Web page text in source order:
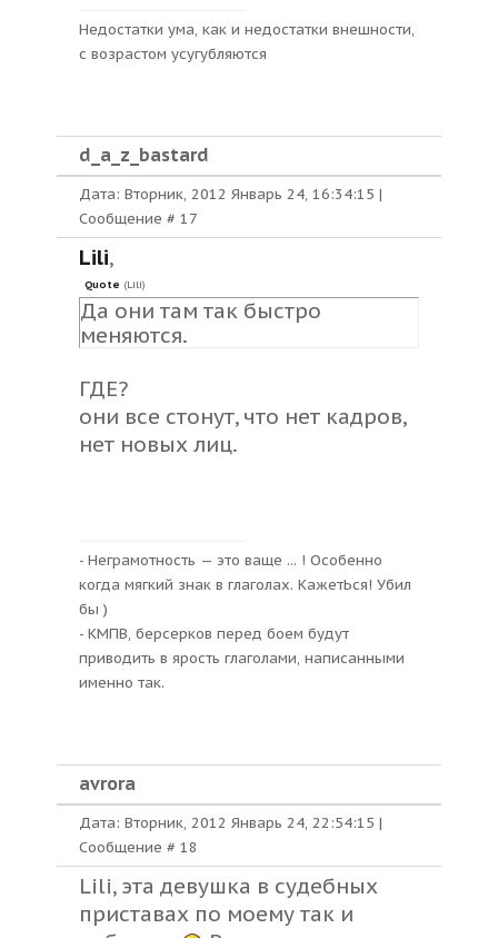
Недостатки ума, как и недостатки внешности,
с возрастом усугубляются
d_a_z_bastard
Дата: Вторник, 2012 Январь 24, 16:34:15 |
Сообщение # 17
Lili,
Quote (Lili)
Да они там так быстро
меняются.
ГДЕ?
они все стонут, что нет кадров,
нет новых лиц.
- Неграмотность — это ваще ... ! Особенно
когда мягкий знак в глаголах. КажетЬся! Убил
бы )
- КМПВ, берсерков перед боем будут
приводить в ярость глаголами, написанными
именно так.
avrora
Дата: Вторник, 2012 Январь 24, 22:54:15 |
Сообщение # 18
Lili, эта девушка в судебных
приставах по моему так и